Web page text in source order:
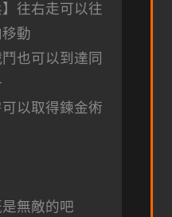
往右走可以往
移動
也可以到達同
以取得鍊金術
無敵的吧